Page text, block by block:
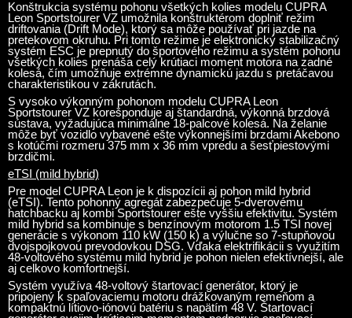
Konštrukcia systému pohonu všetkých kolies modelu CUPRA
Leon Sportstourer VZ umožnila konštruktérom doplniť režim
driftovania (Drift Mode), ktorý sa môže používať pri jazde na
pretekovom okruhu. Pri tomto režime je elektronický stabilizačný
systém ESC je prepnutý do športového režimu a systém pohonu
všetkých kolies prenáša celý krútiaci moment motora na zadné
kolesá, čím umožňuje extrémne dynamickú jazdu s pretáčavou
charakteristikou v zákrutách.
S vysoko výkonným pohonom modelu CUPRA Leon
Sportstourer VZ korešponduje aj štandardná, výkonná brzdová
sústava, vyžadujúca minimálne 18-palcové kolesá. Na želanie
môže byť vozidlo vybavené ešte výkonnejšími brzdami Akebono
s kotúčmi rozmeru 375 mm x 36 mm vpredu a šesťpiestovými
brzdičmi.
eTSI (mild hybrid)
Pre model CUPRA Leon je k dispozícii aj pohon mild hybrid
(eTSI). Tento pohonný agregát zabezpečuje 5-dverovému
hatchbacku aj kombi Sportstourer ešte vyššiu efektivitu. Systém
mild hybrid sa kombinuje s benzínovým motorom 1.5 TSI novej
generácie s výkonom 110 kW (150 k) a výlučne so 7-stupňovou
dvojspojkovou prevodovkou DSG. Vďaka elektrifikácii s využitím
48-voltového systému mild hybrid je pohon nielen efektívnejší, ale
aj celkovo komfortnejší.
Systém využíva 48-voltový štartovací generátor, ktorý je
pripojený k spaľovaciemu motoru drážkovaným remeňom a
kompaktnú lítiovo-iónovú batériu s napätím 48 V. Štartovací